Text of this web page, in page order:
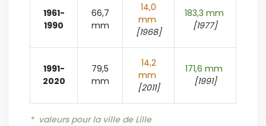
1961-
1990
66,7
mm
14,0
mm
[1968]
183,3 mm
[1977]
1991-
2020
79,5
mm
14,2
mm
[2011]
171,6 mm
[1991]
* valeurs pour la ville de Lille